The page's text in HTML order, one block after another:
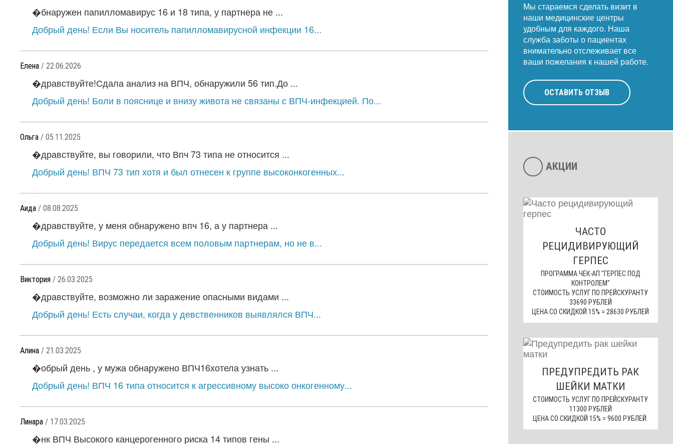
�бнаружен папилломавирус 16 и 18 типа, у партнера не ...
Добрый день! Если Вы носитель папилломавирусной инфекции 16...
Елена / 22.06.2026
�дравствуйте!Сдала анализ на ВПЧ, обнаружили 56 тип.До ...
Добрый день! Боли в пояснице и внизу живота не связаны с ВПЧ-инфекцией. По...
Ольга / 05.11.2025
�дравствуйте, вы говорили, что Впч 73 типа не относится ...
Добрый день! ВПЧ 73 тип хотя и был отнесен к группе высоконкогенных...
Аида / 08.08.2025
�дравствуйте, у меня обнаружено впч 16, а у партнера ...
Добрый день! Вирус передается всем половым партнерам, но не в...
Виктория / 26.03.2025
�дравствуйте, возможно ли заражение опасными видами ...
Добрый день! Есть случаи, когда у девственников выявлялся ВПЧ...
Алина / 21.03.2025
�обрый день , у мужа обнаружено ВПЧ16хотела узнать ...
Добрый день! ВПЧ 16 типа относится к агрессивному высоко онкогенному...
Линара / 17.03.2025
�нк ВПЧ Высокого канцерогенного риска 14 типов гены ...
Мы стараемся сделать визит в
наши медицинские центры
удобным для каждого. Наша
служба заботы о пациентах
внимательно отслеживает все
ваши пожелания к нашей работе.
ОСТАВИТЬ ОТЗЫВ
АКЦИИ
ЧАСТО
РЕЦИДИВИРУЮЩИЙ
ГЕРПЕС
ПРОГРАММА ЧЕК-АП "ГЕРПЕС ПОД
КОНТРОЛЕМ"
СТОИМОСТЬ УСЛУГ ПО ПРЕЙСКУРАНТУ
33690 РУБЛЕЙ
ЦЕНА СО СКИДКОЙ 15% = 28630 РУБЛЕЙ
ПРЕДУПРЕДИТЬ РАК
ШЕЙКИ МАТКИ
СТОИМОСТЬ УСЛУГ ПО ПРЕЙСКУРАНТУ
11300 РУБЛЕЙ
ЦЕНА СО СКИДКОЙ 15% = 9600 РУБЛЕЙ.